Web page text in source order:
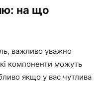
на що
важливо уважно
компоненти можуть
якщо у вас чутлива